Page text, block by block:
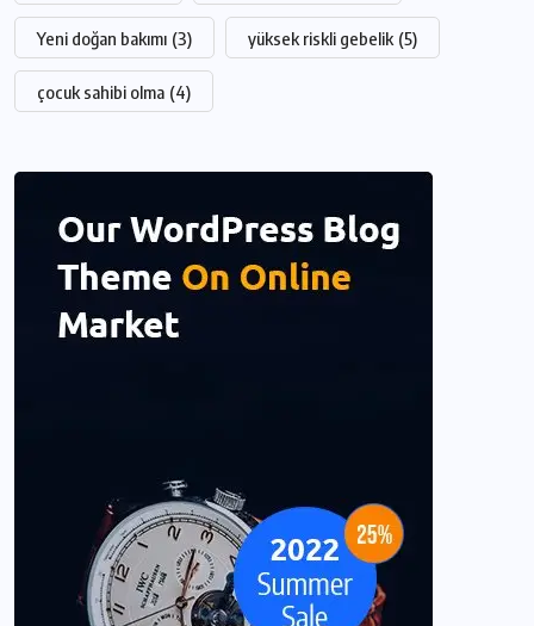
Yeni doğan bakımı (3) yüksek riskli gebelik (5)
çocuk sahibi olma (4)